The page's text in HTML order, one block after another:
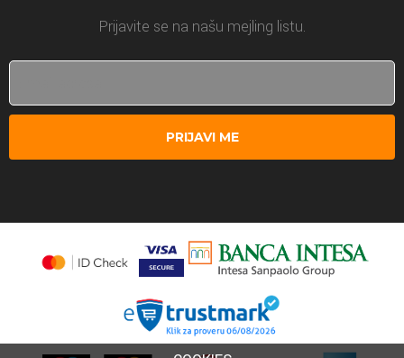
Prijavite se na našu mejling listu.
PRIJAVI ME